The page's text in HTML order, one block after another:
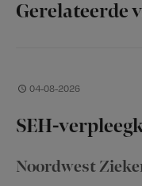
Gerelateerde
04-08-2026
SEH-
Noordwest